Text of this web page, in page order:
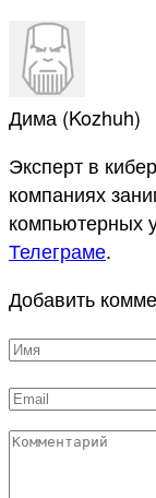
Дима (Kozhuh)
Эксперт в
компаниях
компьютерных
Телеграме.
Добавить
Имя
Email
Комментарий